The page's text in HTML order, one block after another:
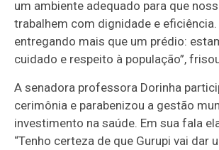
um ambiente adequado para que
trabalhem com dignidade e
entregando mais que um prédio:
cuidado e respeito à população”,
A senadora professora Dorinha
cerimônia e parabenizou a gestão
investimento na saúde. Em sua fala
“Tenho certeza de que Gurupi vai dar